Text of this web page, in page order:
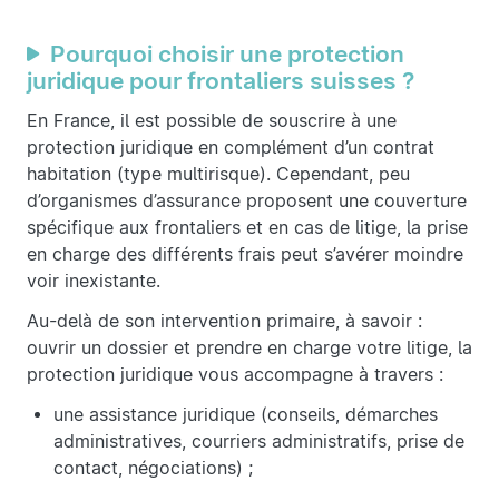
Pourquoi choisir une protection
juridique pour frontaliers suisses ?
En France, il est possible de souscrire à une
protection juridique en complément d’un contrat
habitation (type multirisque). Cependant, peu
d’organismes d’assurance proposent une couverture
spécifique aux frontaliers et en cas de litige, la prise
en charge des différents frais peut s’avérer moindre
voir inexistante.
Au-delà de son intervention primaire, à savoir :
ouvrir un dossier et prendre en charge votre litige, la
protection juridique vous accompagne à travers :
une assistance juridique (conseils, démarches
administratives, courriers administratifs, prise de
contact, négociations) ;